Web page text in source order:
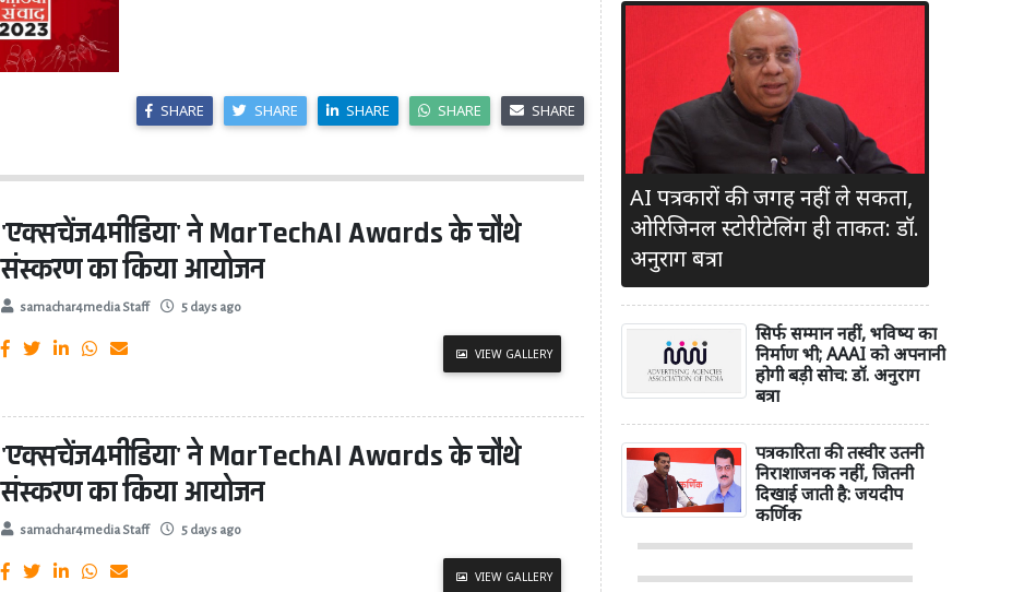
SHARE SHARE SHARE SHARE SHARE
'एक्सचेंज4मीडिया' ने MarTechAI Awards के चौथे
संस्करण का किया आयोजन
samachar4media Staff 5 days ago
VIEW GALLERY
'एक्सचेंज4मीडिया' ने MarTechAI Awards के चौथे
संस्करण का किया आयोजन
samachar4media Staff 5 days ago
VIEW GALLERY
AI पत्रकारों की जगह नहीं ले सकता,
ओरिजिनल स्टोरीटेलिंग ही ताकत: डॉ.
अनुराग बत्रा
सिर्फ सम्मान नहीं, भविष्य का
निर्माण भी; AAAI को अपनानी
होगी बड़ी सोच: डॉ. अनुराग
बत्रा
पत्रकारिता की तस्वीर उतनी
निराशाजनक नहीं, जितनी
दिखाई जाती है: जयदीप
कर्णिक